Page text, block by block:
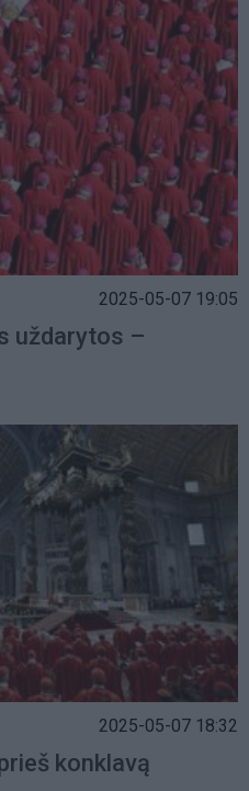
2025-05-07 19:05
uždarytos –
2025-05-07 18:32
konklavą